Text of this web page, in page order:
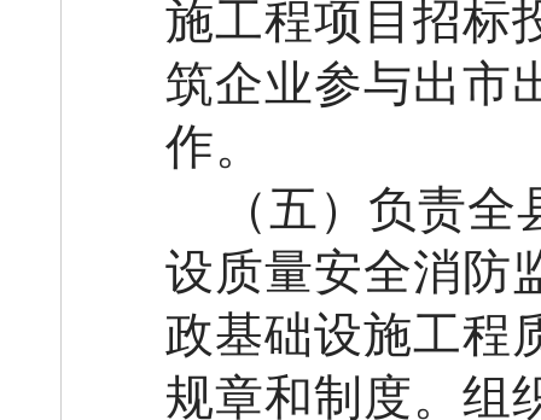
施工程项目招标
筑企业参与出市
作。
（五）负责全
设质量安全消防
政基础设施工程
规章和制度。 组